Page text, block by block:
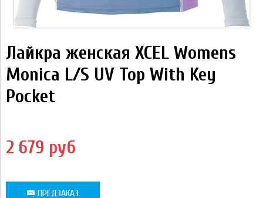
Лайкра женская XCEL Womens
Monica L/S UV Top With Key
Pocket
2 679 руб
ПРЕДЗАКАЗ